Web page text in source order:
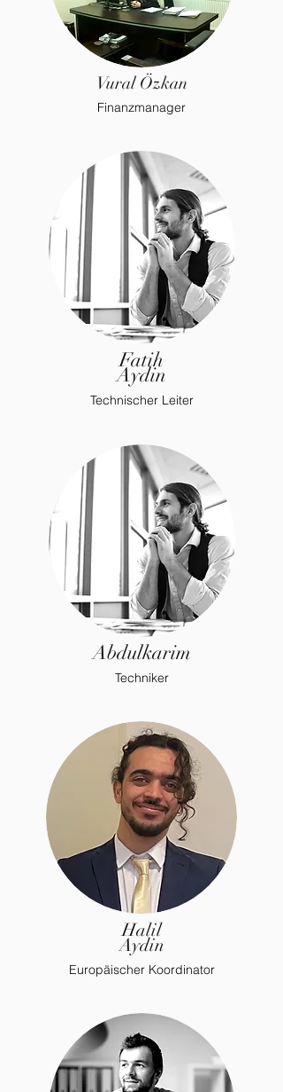
Vural Özkan
Finanzmanager
Fatih
Aydin
Technischer Leiter
Abdulkarim
Techniker
Halil
Aydin
Europäischer Koordinator